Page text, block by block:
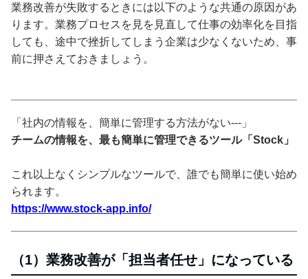
業務改善が失敗するときには以下のような共通の原因があ
ります。業務プロセスを見を見直して仕事の効率化を目指
しても、途中で挫折してしまう企業は少なくないため、事
前に押さえておきましょう。
「社内の情報を、簡単に管理する方法がない---」
チームの情報を、最も簡単に管理できるツール「Stock」
これ以上なくシンプルなツールで、誰でも簡単に使い始め
られます。
https://www.stock-app.info/
（1）業務改善が「担当者任せ」になっている